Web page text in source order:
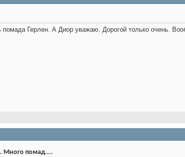
помада Герлен. А Диор уважаю. Дорогой только очень.
Много помад....